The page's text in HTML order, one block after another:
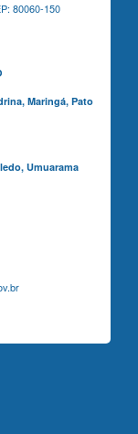
80060-150
Maringá, Pato
Umuarama